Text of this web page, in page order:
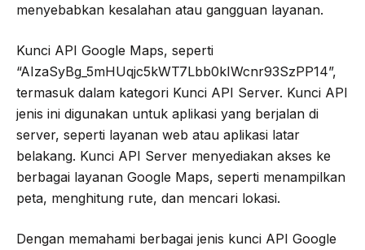
menyebabkan kesalahan atau gangguan layanan.
Kunci API Google Maps, seperti
“AIzaSyBg_5mHUqjc5kWT7Lbb0kIWcnr93SzPP14”,
termasuk dalam kategori Kunci API Server. Kunci API
jenis ini digunakan untuk aplikasi yang berjalan di
server, seperti layanan web atau aplikasi latar
belakang. Kunci API Server menyediakan akses ke
berbagai layanan Google Maps, seperti menampilkan
peta, menghitung rute, dan mencari lokasi.
Dengan memahami berbagai jenis kunci API Google